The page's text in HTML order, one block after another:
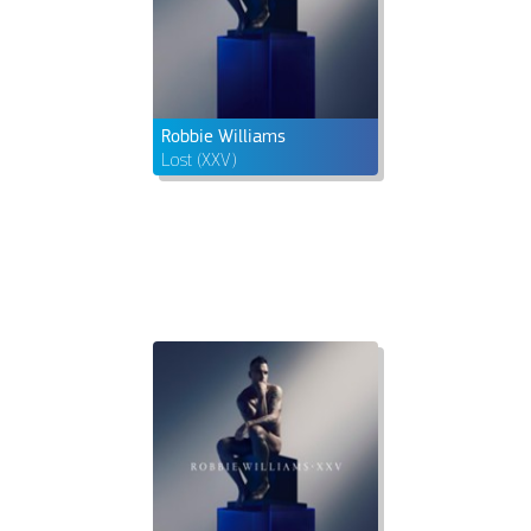
Robbie Williams
Lost (XXV)